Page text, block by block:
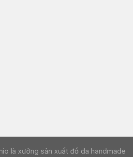
là xưởng sản xuất đồ da handmade